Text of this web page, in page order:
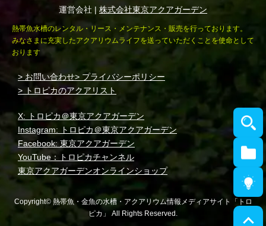
運営会社 | 株式会社東京アクアガーデン
熱帯魚水槽のレンタル・リース・メンテナンス・販売を行っております。
みなさまに充実したアクアリウムライフを送っていただくことを使命として
おります
> お問い合わせ> プライバシーポリシー
> トロピカのアクアリスト
X: トロピカ＠東京アクアガーデン
Instagram: トロピカ＠東京アクアガーデン
Facebook: 東京アクアガーデン
YouTube：トロピカチャンネル
東京アクアガーデンオンラインショップ
Copyright© 熱帯魚・金魚の水槽・アクアリウム情報メディアサイト「トロ
ピカ」 All Rights Reserved.